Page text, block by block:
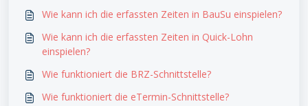
Wie kann ich die erfassten Zeiten in BauSu einspielen?
Wie kann ich die erfassten Zeiten in Quick-Lohn
einspielen?
Wie funktioniert die BRZ-Schnittstelle?
Wie funktioniert die eTermin-Schnittstelle?